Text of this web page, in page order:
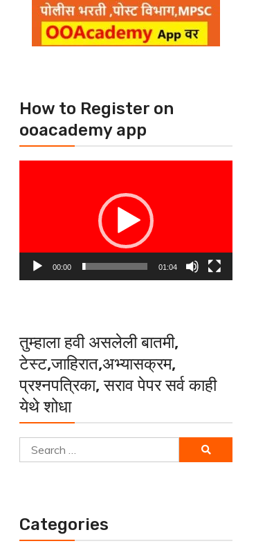
How to Register on
ooacademy app
00:00 01:04
तुम्हाला हवी असलेली बातमी,
टेस्ट,जाहिरात,अभ्यासक्रम,
प्रश्नपत्रिका, सराव पेपर सर्व काही
येथे शोधा
Search
for:
Categories